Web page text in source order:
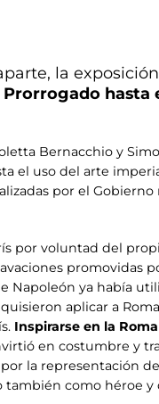
la
Prorrogado hasta
Bernacchio y
el uso del arte
por el
por voluntad del
promovidas
Napoleón ya había
aplicar a
Inspirarse en la
en costumbre y
la representación
como héroe